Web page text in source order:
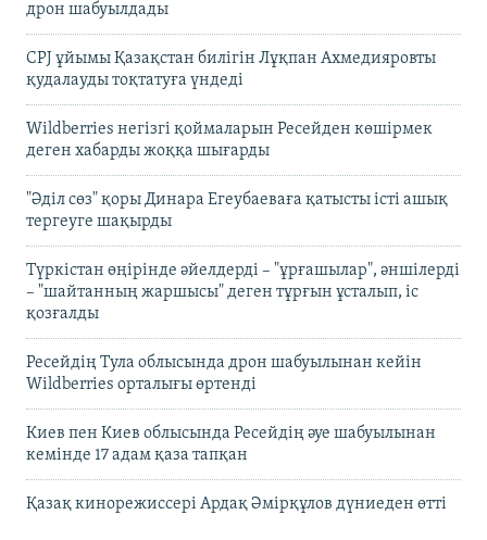
дрон шабуылдады
CPJ ұйымы Қазақстан билігін Лұқпан Ахмедияровты
қудалауды тоқтатуға үндеді
Wildberries негізгі қоймаларын Ресейден көшірмек
деген хабарды жоққа шығарды
"Әділ сөз" қоры Динара Егеубаеваға қатысты істі ашық
тергеуге шақырды
Түркістан өңірінде әйелдерді – "ұрғашылар", әншілерді
– "шайтанның жаршысы" деген тұрғын ұсталып, іс
қозғалды
Ресейдің Тула облысында дрон шабуылынан кейін
Wildberries орталығы өртенді
Киев пен Киев облысында Ресейдің әуе шабуылынан
кемінде 17 адам қаза тапқан
Қазақ кинорежиссері Ардақ Әмірқұлов дүниеден өтті